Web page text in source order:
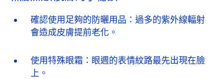
確認使用足夠的防曬用品：過多的紫外線輻射
會造成皮膚提前老化。
使用特殊眼霜：眼週的表情紋路最先出現在臉
上。